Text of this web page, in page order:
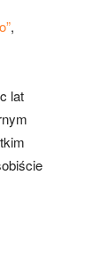
,
lat